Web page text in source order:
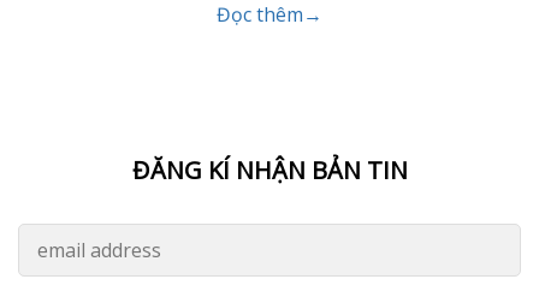
Đọc thêm→
ĐĂNG KÍ NHẬN BẢN TIN